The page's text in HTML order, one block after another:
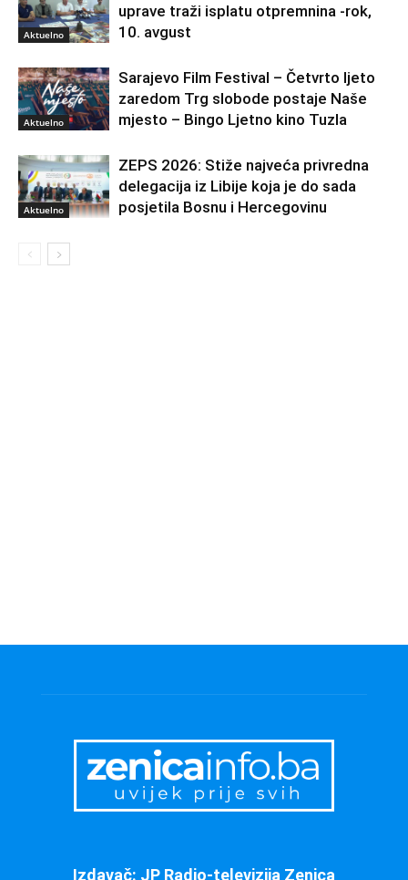
Aktuelno
uprave traži isplatu otpremnina -rok,
10. avgust
Aktuelno
Sarajevo Film Festival – Četvrto ljeto
zaredom Trg slobode postaje Naše
mjesto – Bingo Ljetno kino Tuzla
Aktuelno
ZEPS 2026: Stiže najveća privredna
delegacija iz Libije koja je do sada
posjetila Bosnu i Hercegovinu
Izdavač: JP Radio-televizija Zenica